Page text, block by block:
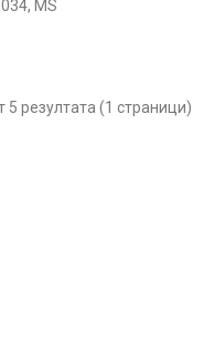
MS
5 резултата (1 страници)